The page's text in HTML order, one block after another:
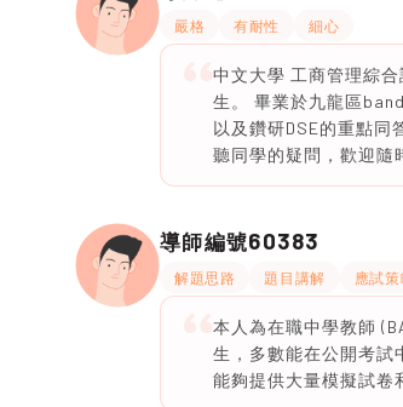
嚴格 有耐性 細心
中文大學 工商管理綜
生。 畢業於九龍區
以及鑽研DSE的重點
聽同學的疑問，歡迎
導師編號60383
解題思路 題目講解 應試策
本人為在職中學教師
生，多數能在公開考試
能夠提供大量模擬試卷